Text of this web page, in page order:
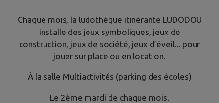
Chaque mois, la ludothèque itinérante LUDODOU
installe des jeux symboliques, jeux de
construction, jeux de société, jeux d’éveil... pour
jouer sur place ou en location.
À la salle Multiactivités (parking des écoles)
Le 2ème mardi de chaque mois.